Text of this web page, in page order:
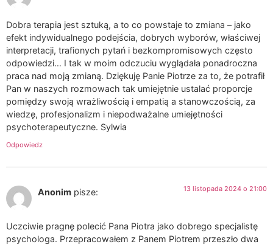
Dobra terapia jest sztuką, a to co powstaje to zmiana – jako
efekt indywidualnego podejścia, dobrych wyborów, właściwej
interpretacji, trafionych pytań i bezkompromisowych często
odpowiedzi… I tak w moim odczuciu wyglądała ponadroczna
praca nad moją zmianą. Dziękuję Panie Piotrze za to, że potrafił
Pan w naszych rozmowach tak umiejętnie ustalać proporcje
pomiędzy swoją wrażliwością i empatią a stanowczością, za
wiedzę, profesjonalizm i niepodważalne umiejętności
psychoterapeutyczne. Sylwia
Odpowiedz
Anonim pisze: 13 listopada 2024 o 21:00
Uczciwie pragnę polecić Pana Piotra jako dobrego specjalistę
psychologa. Przepracowałem z Panem Piotrem przeszło dwa